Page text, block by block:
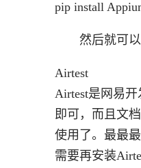
pip install
然后就可
Airtest
Airtest是网易
即可，而且文
使用了。最最
需要再安装